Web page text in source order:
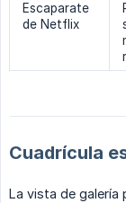
Escaparate
de Netflix
Cuadrícula
La vista de galería